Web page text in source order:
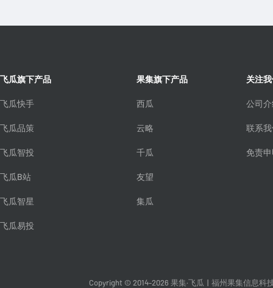
飞瓜旗下产品
飞瓜快手
飞瓜品策
飞瓜智投
飞瓜B站
飞瓜智星
飞瓜易投
果集旗下产品
西瓜
云略
千瓜
友望
集瓜
关注
公司
联系
免责
Copyright © 2014-2026 果集·飞瓜 福州果集信息科